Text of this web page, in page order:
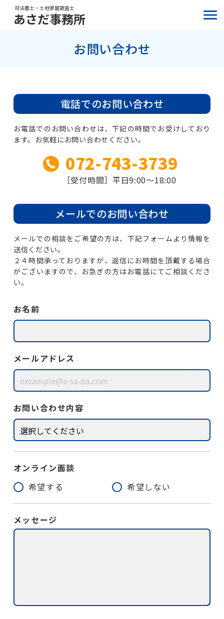
司法書士・土地家屋調査士
あさだ事務所
COVID-19
オンライン面談 ONLINE INTERVIEW
事務所案内 ABOUT US
お問い合わせ
電話でのお問い合わせ
お電話でのお問い合わせは、下記の時間でお受けしており
ます。 お気軽にお問い合わせください。
072-743-3739
［受付時間］平日9:00～18:00
メールでのお問い合わせ
メールでの相談をご希望の方は、下記フォームより情報を
送信ください。
２４時間承っておりますが、返信にお時間を頂戴する場合
がございますので、 お急ぎの方はお電話にてご相談くださ
い。
お名前
メールアドレス
お問い合わせ内容
オンライン面談
希望する
希望しない
メッセージ